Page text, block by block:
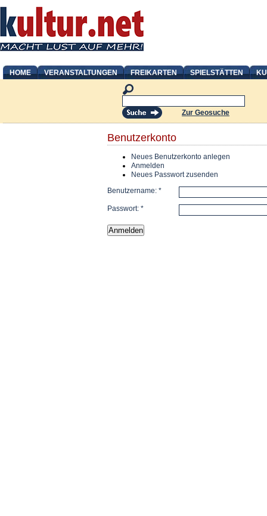
HOME VERANSTALTUNGEN FREIKARTEN SPIELSTÄTTEN
Zur Geosuche
Benutzerkonto
Neues Benutzerkonto anlegen
Anmelden
Neues Passwort zusenden
Benutzername: *
Passwort: *